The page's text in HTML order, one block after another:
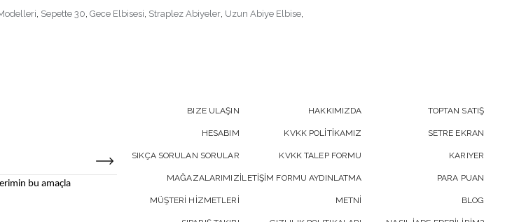
, Sepette 30, Gece Elbisesi, Straplez Abiyeler, Uzun Abiye Elbise,
bu amaçla
BIZE ULAŞIN
HESABIM
SIKÇA SORULAN SORULAR
MAĞAZALARIMIZ
MÜŞTERİ HİZMETLERİ
HAKKIMIZDA
KVKK POLİTİKAMIZ
KVKK TALEP FORMU
İLETİŞİM FORMU AYDINLATMA
METNİ
TOPTAN SATIŞ
SETRE EKRAN
KARIYER
PARA PUAN
BLOG